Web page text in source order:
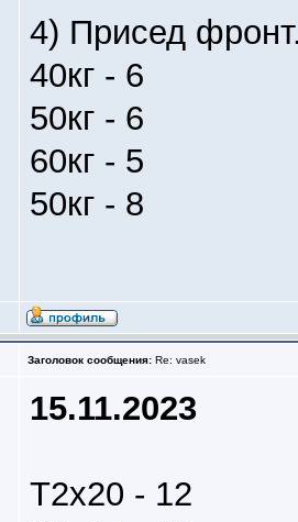
4) Присед
40кг - 6
50кг - 6
60кг - 5
50кг - 8
Заголовок сообщения: Re: vasek
15.11.2023
Т2х20 - 12